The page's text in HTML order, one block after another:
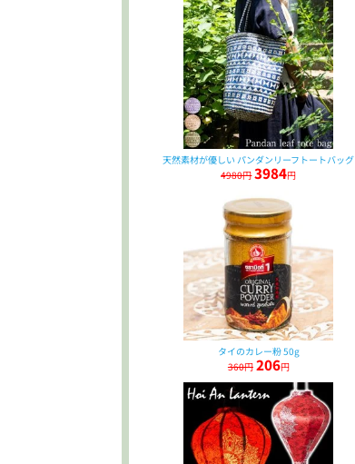
天然素材が優しい パンダンリーフトートバッグ
4980円3984円
タイのカレー粉 50g
360円206円